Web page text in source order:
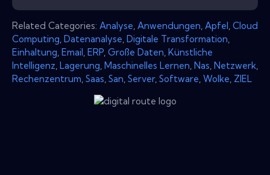
Related Categories: Analyse Anwendungen Apfel Cloud
Computing Datenanalyse Digitale Transformation
Einhaltung Email ERP Große Daten Künstliche
Intelligenz Lagerung Maschinelles Lernen Nas Netzwerk
Rechenzentrum Saas San Server, Software Wolke ZIEL